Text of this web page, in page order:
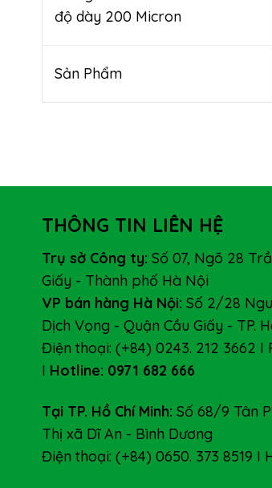
độ dày 200 Micron
Sản Phẩm
THÔNG TIN LIÊN HỆ
Trụ sở Công ty: Số 07, Ngõ 28
Giấy - Thành phố Hà Nội
VP bán hàng Hà Nội: Số 2/28
Dịch Vọng - Quận Cầu Giấy - TP.
Điện thoại: (+84) 0243. 212 3662 I
I Hotline: 0971 682 666
Tại TP. Hồ Chí Minh: Số 68/9 Tân
Thị xã Dĩ An - Bình Dương
Điện thoại: (+84) 0650. 373 8519 I